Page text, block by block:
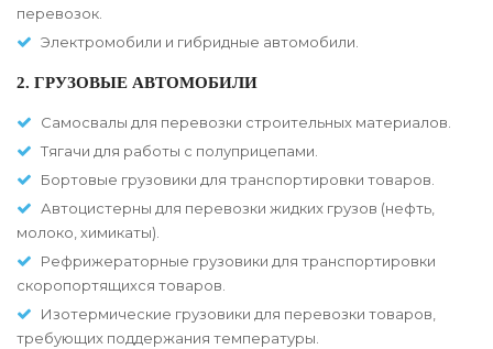
перевозок.
Электромобили и гибридные автомобили.
2. ГРУЗОВЫЕ АВТОМОБИЛИ
Самосвалы для перевозки строительных материалов.
Тягачи для работы с полуприцепами.
Бортовые грузовики для транспортировки товаров.
Автоцистерны для перевозки жидких грузов (нефть,
молоко, химикаты).
Рефрижераторные грузовики для транспортировки
скоропортящихся товаров.
Изотермические грузовики для перевозки товаров,
требующих поддержания температуры.